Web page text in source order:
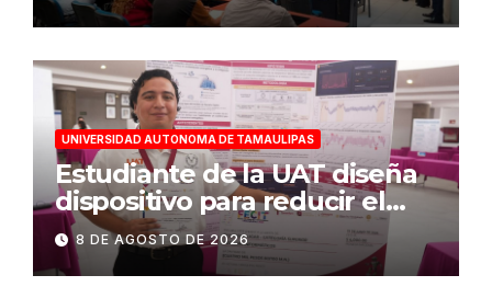
UNIVERSIDAD AUTONOMA DE TAMAULIPAS
Estudiante de la UAT diseña
dispositivo para reducir el
consumo eléctrico en
edificios
8 DE AGOSTO DE 2026